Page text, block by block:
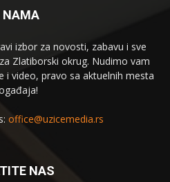
NAMA
izbor za novosti, zabavu i sve
Zlatiborski okrug. Nudimo vam
i video, pravo sa aktuelnih mesta
office@uzicemedia.rs
NAS